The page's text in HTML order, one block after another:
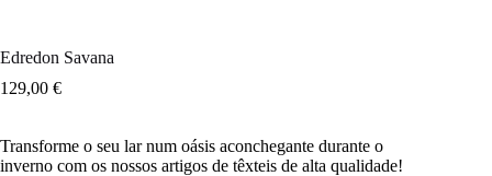
Edredon Savana
129,00 €
Transforme o seu lar num oásis aconchegante durante o
inverno com os nossos artigos de têxteis de alta qualidade!